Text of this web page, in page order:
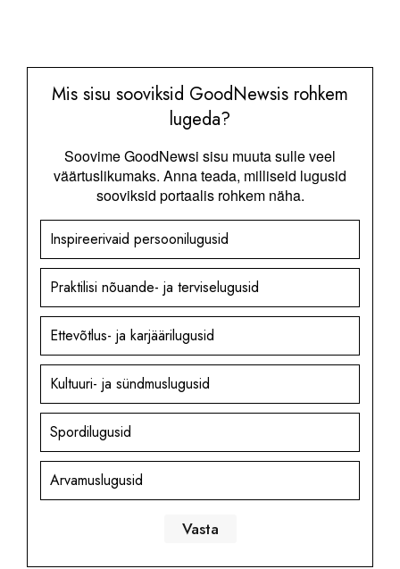
Mis sisu sooviksid GoodNewsis rohkem
lugeda?
Soovime GoodNewsi sisu muuta sulle veel
väärtuslikumaks. Anna teada, milliseid lugusid
sooviksid portaalis rohkem näha.
Inspireerivaid persoonilugusid
Praktilisi nõuande- ja terviselugusid
Ettevõtlus- ja karjäärilugusid
Kultuuri- ja sündmuslugusid
Spordilugusid
Arvamuslugusid